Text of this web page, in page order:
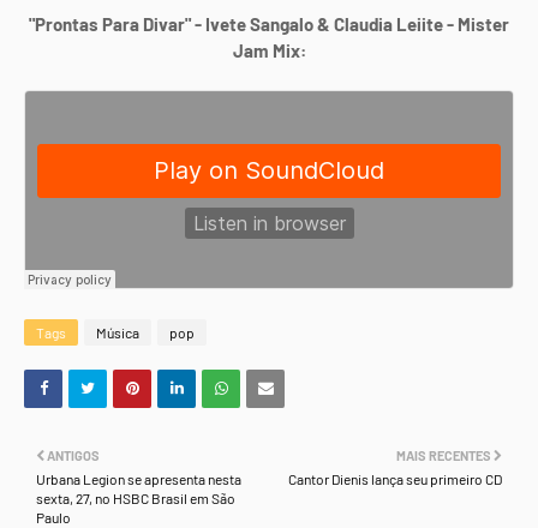
"Prontas Para Divar" - Ivete Sangalo & Claudia Leiite - Mister
Jam Mix:
Tags Música pop
MAIS RECENTES
Cantor Dienis lança seu primeiro CD
ANTIGOS
Urbana Legion se apresenta nesta
sexta, 27, no HSBC Brasil em São
Paulo